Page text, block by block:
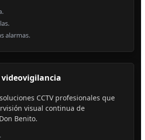
alarmas.
videovigilancia
CCTV profesionales que
visual continua de
Benito.